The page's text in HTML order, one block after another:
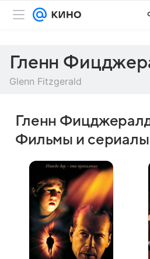
Гленн
Glenn Fitzgerald
Гленн
Фильмы и сериалы